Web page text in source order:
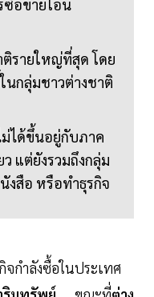
ซื้อขายโอน
รายใหญ่ที่สุด โดย
นกลุ่มชาวต่างชาติ
ได้ขึ้นอยู่กับภาค
ว แต่ยังรวมถึงกลุ่ม
งสือ หรือทำธุรกิจ
กำลังซื้อในประเทศ